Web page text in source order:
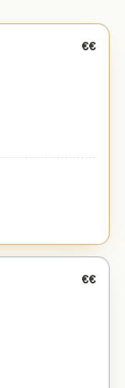
€€
€€